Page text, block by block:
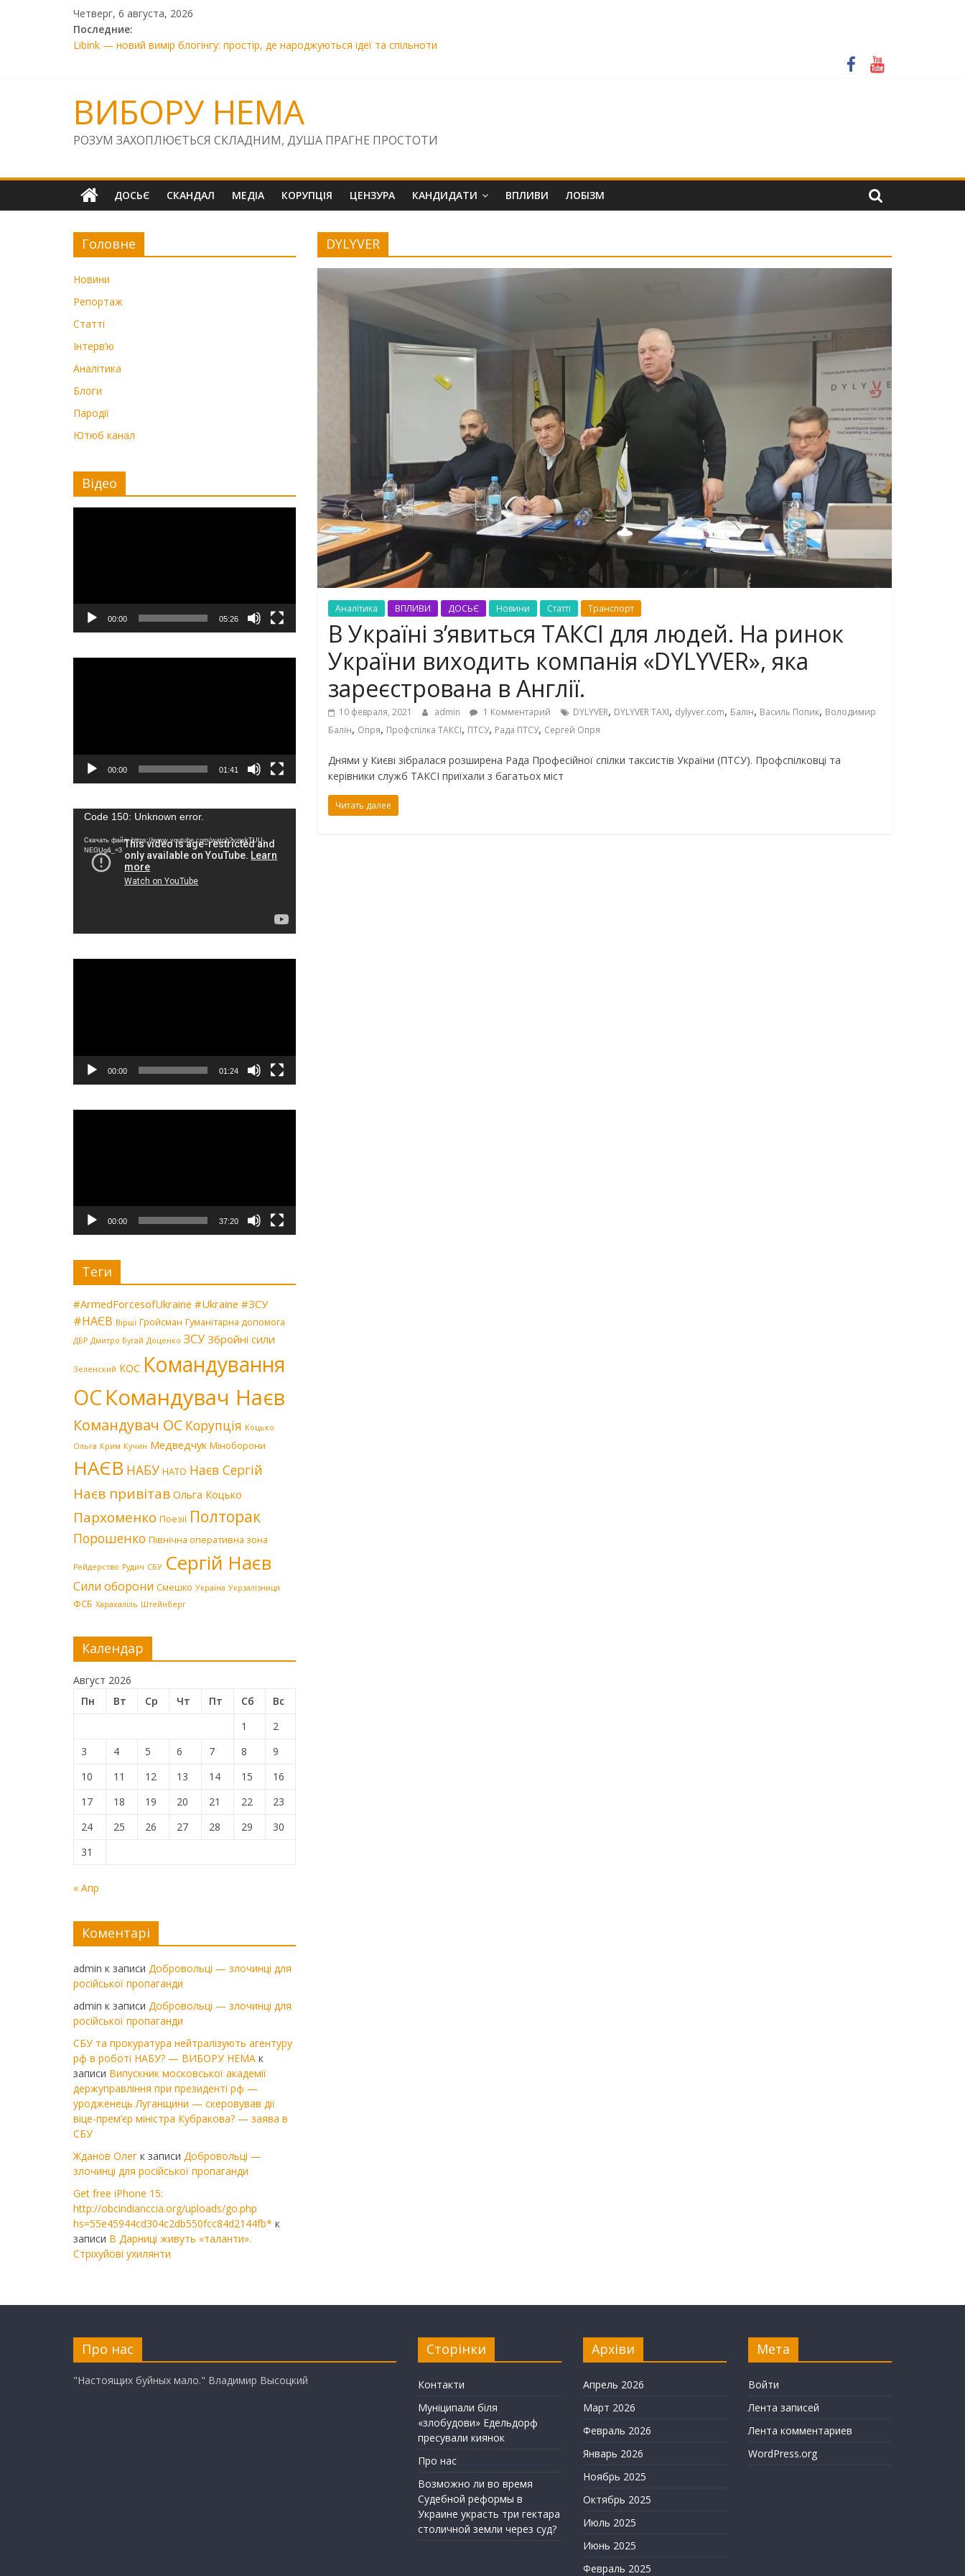
Четверг, 6 августа, 2026
Последние:
Libink — новий вимір блогінгу: простір, де народжуються ідеї та спільноти
Правосуддя на «швидкій перемотці»: чому голова ВАКС Віра Михайленко вирішила «промотати» матеріали НСРД і закрити онлайн-трансляції у резонансній справі
ВИБОРУ НЕМА
РОЗУМ ЗАХОПЛЮЄТЬСЯ СКЛАДНИМ, ДУША ПРАГНЕ ПРОСТОТИ
ДОСЬЄ СКАНДАЛ МЕДІА КОРУПЦІЯ ЦЕНЗУРА КАНДИДАТИ ВПЛИВИ ЛОБІЗМ
DYLYVER
Аналітика ВПЛИВИ ДОСЬЄ Новини Статті Транспорт
В Україні з’явиться ТАКСІ для людей. На ринок
України виходить компанія «DYLYVER», яка
зареєстрована в Англії.
10 февраля, 2021 admin 1 Комментарий DYLYVER, DYLYVER TAXI, dylyver.com, Балін, Василь Попик, Володимир
Балін, Опря, Профспілка ТАКСІ, ПТСУ, Рада ПТСУ, Сергей Опря
Днями у Києві зібралася розширена Рада Професійної спілки таксистів України (ПТСУ). Профспілковці та
керівники служб ТАКСІ приїхали з багатьох міст
Читать далее
Головне
Новини
Репортаж
Статті
Інтерв’ю
Аналітика
Блоги
Пародії
Ютюб канал
Відео
00:00 05:26
00:00 01:41
Видеоплеер
Code 150: Unknown error.
Скачать файл: https://www.youtube.com/watch?v=wkTUU-
NEGUg&_=3
00:00 01:24
00:00 37:20
Теги
#ArmedForcesofUkraine #Ukraine #ЗСУ
#НАЄВ Вірші Гройсман Гуманітарна допомога
ДБР Дмитро Бугай Доценко ЗСУ Збройні сили
Зеленский КОС Командування
ОС Командувач Наєв
Командувач ОС Корупція Коцько
Ольга Крим Кучин Медведчук Міноборони
НАЄВ НАБУ НАТО Наєв Сергій
Наєв привітав Ольга Коцько
Пархоменко Поезії Полторак
Порошенко Північна оперативна зона
Рейдерство Рудич СБУ Сергій Наєв
Сили оборони Смешко Україна Укрзалізниця
ФСБ Харахаліль Штейнберг
Календар
Август 2026
Пн
Вт Ср Чт Пт Сб
Вс
1
2
3
4 5 6 7 8
9
10
11 12 13 14 15
16
17
18 19 20 21 22
23
24
25 26 27 28 29
30
31
« Апр
Коментарі
admin к записи Добровольці — злочинці для
російської пропаганди
admin к записи Добровольці — злочинці для
російської пропаганди
СБУ та прокуратура нейтралізують агентуру
рф в роботі НАБУ? — ВИБОРУ НЕМА к
записи Випускник московської академії
держуправління при президенті рф —
уродженець Луганщини — скеровував дії
віце-прем’єр міністра Кубракова? — заява в
СБУ
Жданов Олег к записи Добровольці —
злочинці для російської пропаганди
Get free iPhone 15:
http://obcindianccia.org/uploads/go.php
hs=55e45944cd304c2db550fcc84d2144fb* к
записи В Дарниці живуть «таланти».
Стріхуйові ухилянти
Про нас
"Настоящих буйных мало." Владимир Высоцкий
Сторінки
Контакти
Муніципали біля
«злобудови» Едельдорф
пресували киянок
Про нас
Возможно ли во время
Судебной реформы в
Украине украсть три гектара
столичной земли через суд?
Архіви
Апрель 2026
Март 2026
Февраль 2026
Январь 2026
Ноябрь 2025
Октябрь 2025
Июль 2025
Июнь 2025
Февраль 2025
Мета
Войти
Лента записей
Лента комментариев
WordPress.org